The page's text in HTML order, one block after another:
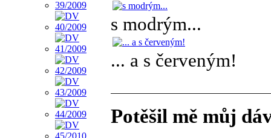
s modrým...
... a s červeným!
Potěšil mě můj